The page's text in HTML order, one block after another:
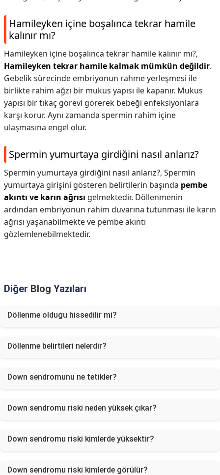
Hamileyken içine boşalınca tekrar hamile
kalınır mı?
Hamileyken içine boşalınca tekrar hamile kalınır mı?,
Hamileyken tekrar hamile kalmak mümkün değildir.
Gebelik sürecinde embriyonun rahme yerleşmesi ile
birlikte rahim ağzı bir mukus yapısı ile kapanır. Mukus
yapısı bir tıkaç görevi görerek bebeği enfeksiyonlara
karşı korur. Aynı zamanda spermin rahim içine
ulaşmasına engel olur.
Spermin yumurtaya girdiğini nasıl anlarız?
Spermin yumurtaya girdiğini nasıl anlarız?, Spermin
yumurtaya girişini gösteren belirtilerin başında pembe
akıntı ve karın ağrısı gelmektedir. Döllenmenin
ardından embriyonun rahim duvarına tutunması ile karın
ağrısı yaşanabilmekte ve pembe akıntı
gözlemlenebilmektedir.
Diğer Blog Yazıları
Döllenme olduğu hissedilir mi?
Döllenme belirtileri nelerdir?
Down sendromunu ne tetikler?
Down sendromu riski neden yüksek çıkar?
Down sendromu riski kimlerde yüksektir?
Down sendromu riski kimlerde görülür?